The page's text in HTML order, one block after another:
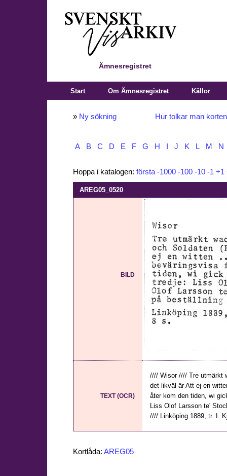
Ämnesregistret
Start Om Ämnesregistret Källor
» Ny sökning Hur tolkar man
A B C D E F G H J K L M N
Hoppa i katalogen: första -1000 -100 -10 -1 +1
AREG05_0520
BILD
TEXT (OCR)
//// Wisor //// Tre utmärkt
det likväl är Att ej en
åter kom den tiden, wi
Liss Olof Larsson te'
//// Linköping 1889, tr. I.
Kortlåda: AREG05